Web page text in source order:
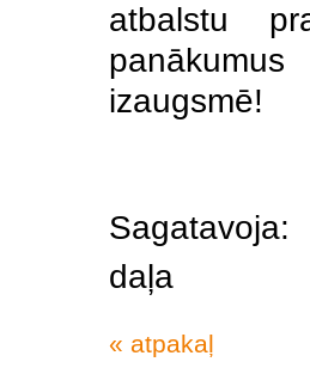
atbalstu
izaugsmē!
daļa
« atpakaļ